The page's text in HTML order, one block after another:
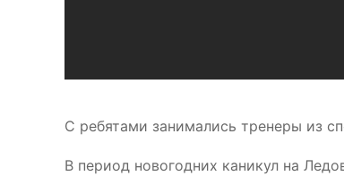
С ребятами занимались тренеры из
В период новогодних каникул на